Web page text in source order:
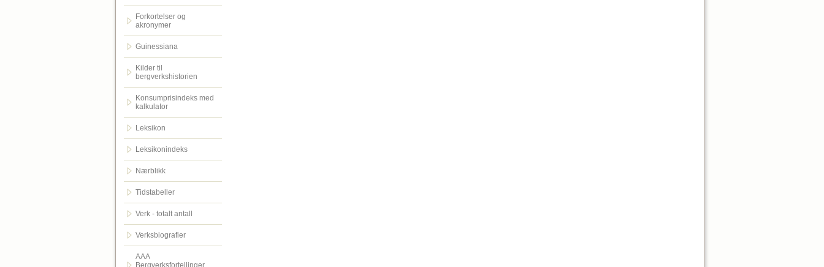
Forkortelser og
akronymer
Guinessiana
Kilder til
bergverkshistorien
Konsumprisindeks med
kalkulator
Leksikon
Leksikonindeks
Nærblikk
Tidstabeller
Verk - totalt antall
Verksbiografier
AAA
Bergverksfortellinger.